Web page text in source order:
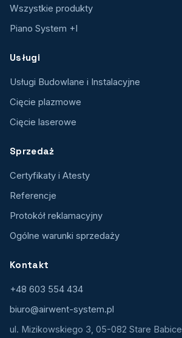
Wszystkie produkty
Piano System +I
Usługi
Usługi Budowlane i Instalacyjne
Cięcie plazmowe
Cięcie laserowe
Sprzedaż
Certyfikaty i Atesty
Referencje
Protokół reklamacyjny
Ogólne warunki sprzedaży
Kontakt
+48 603 554 434
biuro@airwent-system.pl
ul. Mizikowskiego 3, 05-082 Stare Babice